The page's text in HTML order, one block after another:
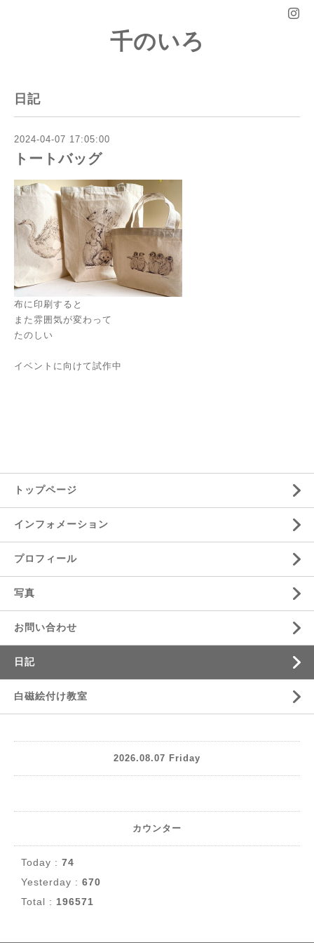
千のいろ
日記
2024-04-07 17:05:00
トートバッグ
布に印刷すると
また雰囲気が変わって
たのしい
イベントに向けて試作中
トップページ
インフォメーション
プロフィール
写真
お問い合わせ
日記
白磁絵付け教室
2026.08.07 Friday
カウンター
Today : 74
Yesterday : 670
Total : 196571